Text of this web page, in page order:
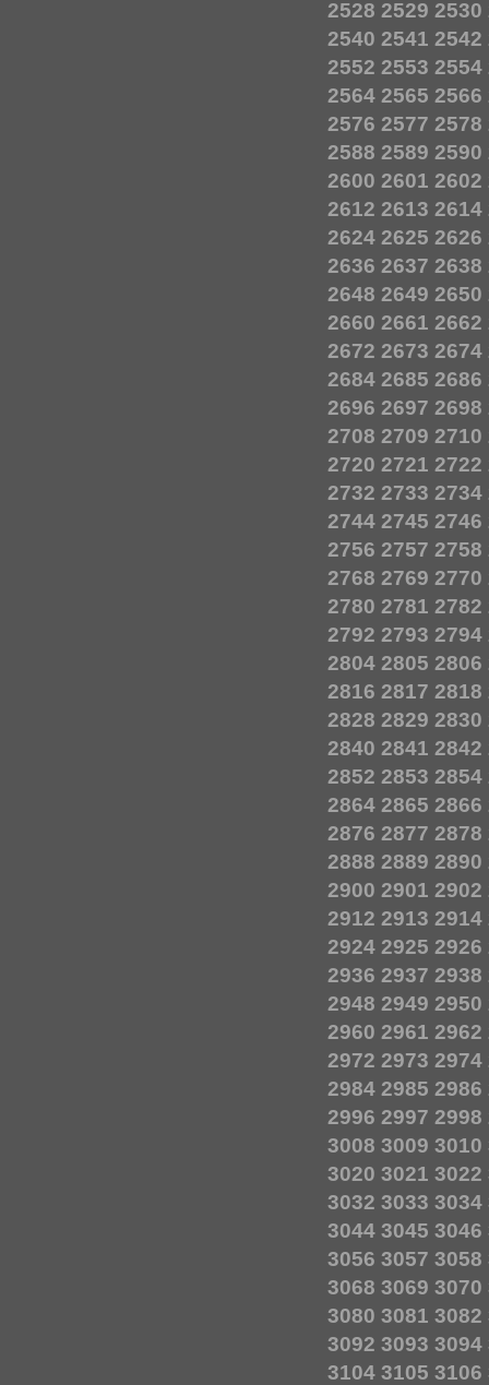
2528 2529 2530
2540 2541 2542
2552 2553 2554
2564 2565 2566
2576 2577 2578
2588 2589 2590
2600 2601 2602
2612 2613 2614
2624 2625 2626
2636 2637 2638
2648 2649 2650
2660 2661 2662
2672 2673 2674
2684 2685 2686
2696 2697 2698
2708 2709 2710
2720 2721 2722
2732 2733 2734
2744 2745 2746
2756 2757 2758
2768 2769 2770
2780 2781 2782
2792 2793 2794
2804 2805 2806
2816 2817 2818
2828 2829 2830
2840 2841 2842
2852 2853 2854
2864 2865 2866
2876 2877 2878
2888 2889 2890
2900 2901 2902
2912 2913 2914
2924 2925 2926
2936 2937 2938
2948 2949 2950
2960 2961 2962
2972 2973 2974
2984 2985 2986
2996 2997 2998
3008 3009 3010
3020 3021 3022
3032 3033 3034
3044 3045 3046
3056 3057 3058
3068 3069 3070
3080 3081 3082
3092 3093 3094
3104 3105 3106